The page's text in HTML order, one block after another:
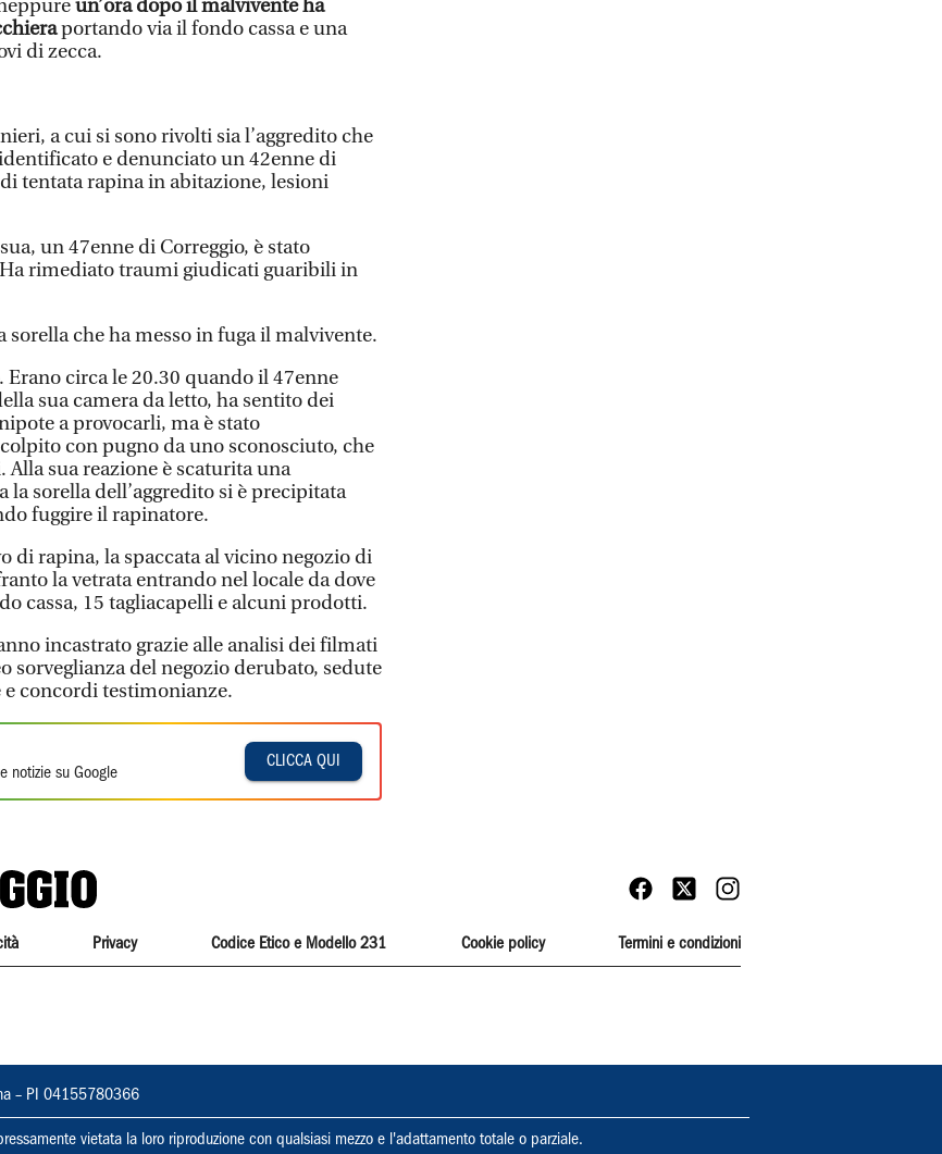
un’ora dopo il malvivente ha
portando via il fondo cassa e una
di zecca.
a cui si sono rivolti sia l’aggredito che
e denunciato un 42enne di
tentata rapina in abitazione, lesioni
un 47enne di Correggio, è stato
rimediato traumi giudicati guaribili in
sorella che ha messo in fuga il malvivente.
Erano circa le 20.30 quando il 47enne
sua camera da letto, ha sentito dei
a provocarli, ma è stato
con pugno da uno sconosciuto, che
sua reazione è scaturita una
sorella dell’aggredito si è precipitata
fuggire il rapinatore.
di rapina, la spaccata al vicino negozio di
la vetrata entrando nel locale da dove
cassa, 15 tagliacapelli e alcuni prodotti.
incastrato grazie alle analisi dei filmati
sorveglianza del negozio derubato, sedute
concordi testimonianze.
notizie su Google
CLICCA QUI
Privacy Codice Etico e Modello 231 Cookie policy Termini e condizioni
– PI 04155780366
vietata la loro riproduzione con qualsiasi mezzo e l'adattamento totale o parziale.